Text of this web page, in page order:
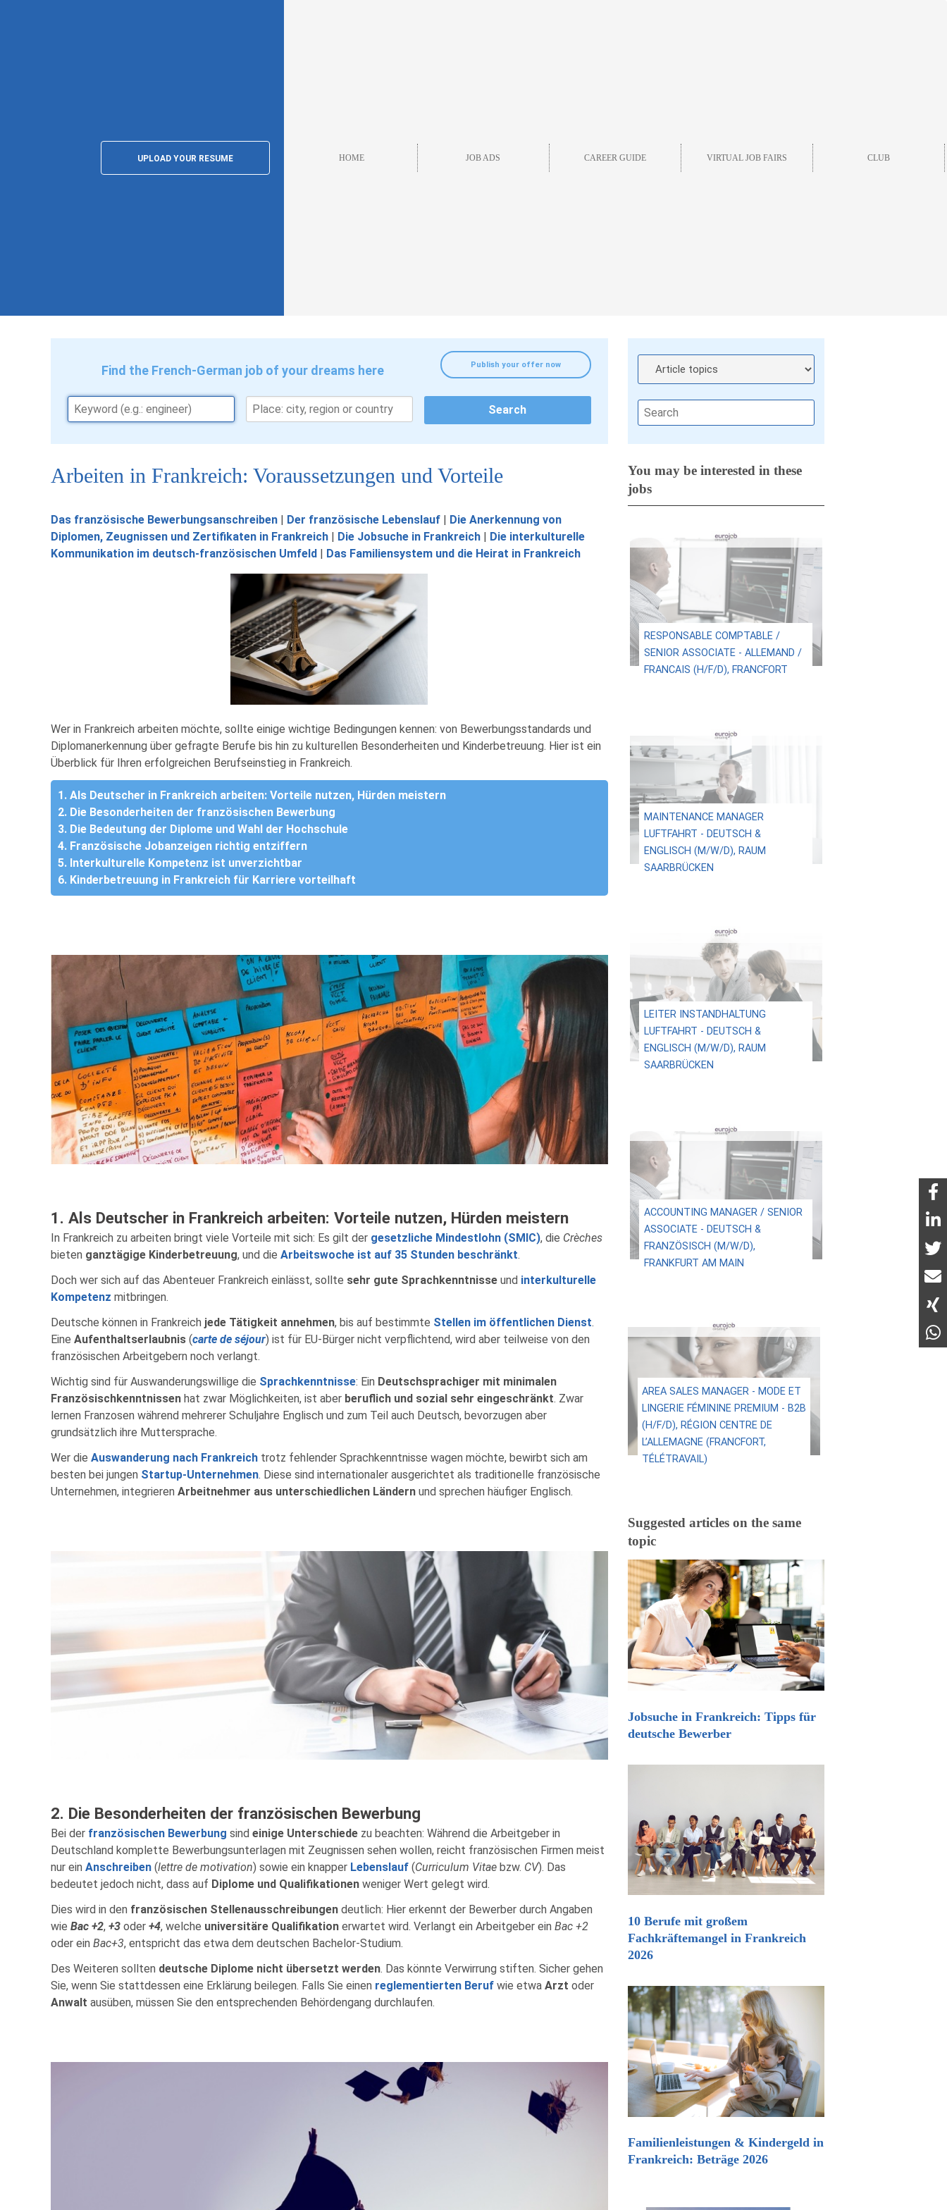
UPLOAD YOUR RESUME HOME JOB ADS CAREER GUIDE VIRTUAL JOB FAIRS CLUB
Publish your offer now
Find the French-German job of your dreams here
Arbeiten in Frankreich: Voraussetzungen und Vorteile
Das französische Bewerbungsanschreiben | Der französische Lebenslauf | Die Anerkennung von
Diplomen, Zeugnissen und Zertifikaten in Frankreich | Die Jobsuche in Frankreich | Die interkulturelle
Kommunikation im deutsch-französischen Umfeld | Das Familiensystem und die Heirat in Frankreich
Wer in Frankreich arbeiten möchte, sollte einige wichtige Bedingungen kennen: von Bewerbungsstandards und
Diplomanerkennung über gefragte Berufe bis hin zu kulturellen Besonderheiten und Kinderbetreuung. Hier ist ein
Überblick für Ihren erfolgreichen Berufseinstieg in Frankreich.
1. Als Deutscher in Frankreich arbeiten: Vorteile nutzen, Hürden meistern
2. Die Besonderheiten der französischen Bewerbung
3. Die Bedeutung der Diplome und Wahl der Hochschule
4. Französische Jobanzeigen richtig entziffern
5. Interkulturelle Kompetenz ist unverzichtbar
6. Kinderbetreuung in Frankreich für Karriere vorteilhaft
1. Als Deutscher in Frankreich arbeiten: Vorteile nutzen, Hürden meistern
In Frankreich zu arbeiten bringt viele Vorteile mit sich: Es gilt der gesetzliche Mindestlohn (SMIC), die Crèches
bieten ganztägige Kinderbetreuung, und die Arbeitswoche ist auf 35 Stunden beschränkt.
Doch wer sich auf das Abenteuer Frankreich einlässt, sollte sehr gute Sprachkenntnisse und interkulturelle
Kompetenz mitbringen.
Deutsche können in Frankreich jede Tätigkeit annehmen, bis auf bestimmte Stellen im öffentlichen Dienst.
Eine Aufenthaltserlaubnis (carte de séjour) ist für EU-Bürger nicht verpflichtend, wird aber teilweise von den
französischen Arbeitgebern noch verlangt.
Wichtig sind für Auswanderungswillige die Sprachkenntnisse: Ein Deutschsprachiger mit minimalen
Französischkenntnissen hat zwar Möglichkeiten, ist aber beruflich und sozial sehr eingeschränkt. Zwar
lernen Franzosen während mehrerer Schuljahre Englisch und zum Teil auch Deutsch, bevorzugen aber
grundsätzlich ihre Muttersprache.
Wer die Auswanderung nach Frankreich trotz fehlender Sprachkenntnisse wagen möchte, bewirbt sich am
besten bei jungen Startup-Unternehmen. Diese sind internationaler ausgerichtet als traditionelle französische
Unternehmen, integrieren Arbeitnehmer aus unterschiedlichen Ländern und sprechen häufiger Englisch.
2. Die Besonderheiten der französischen Bewerbung
Bei der französischen Bewerbung sind einige Unterschiede zu beachten: Während die Arbeitgeber in
Deutschland komplette Bewerbungsunterlagen mit Zeugnissen sehen wollen, reicht französischen Firmen meist
nur ein Anschreiben (lettre de motivation) sowie ein knapper Lebenslauf (Curriculum Vitae bzw. CV). Das
bedeutet jedoch nicht, dass auf Diplome und Qualifikationen weniger Wert gelegt wird.
Dies wird in den französischen Stellenausschreibungen deutlich: Hier erkennt der Bewerber durch Angaben
wie Bac +2, +3 oder +4, welche universitäre Qualifikation erwartet wird. Verlangt ein Arbeitgeber ein Bac +2
oder ein Bac+3, entspricht das etwa dem deutschen Bachelor-Studium.
Des Weiteren sollten deutsche Diplome nicht übersetzt werden. Das könnte Verwirrung stiften. Sicher gehen
Sie, wenn Sie stattdessen eine Erklärung beilegen. Falls Sie einen reglementierten Beruf wie etwa Arzt oder
Anwalt ausüben, müssen Sie den entsprechenden Behördengang durchlaufen.
You may be interested in these
jobs
RESPONSABLE COMPTABLE /
SENIOR ASSOCIATE - ALLEMAND /
FRANCAIS (H/F/D), FRANCFORT
MAINTENANCE MANAGER
LUFTFAHRT - DEUTSCH &
ENGLISCH (M/W/D), RAUM
SAARBRÜCKEN
LEITER INSTANDHALTUNG
LUFTFAHRT - DEUTSCH &
ENGLISCH (M/W/D), RAUM
SAARBRÜCKEN
ACCOUNTING MANAGER / SENIOR
ASSOCIATE - DEUTSCH &
FRANZÖSISCH (M/W/D),
FRANKFURT AM MAIN
AREA SALES MANAGER - MODE ET
LINGERIE FÉMININE PREMIUM - B2B
(H/F/D), RÉGION CENTRE DE
L’ALLEMAGNE (FRANCFORT,
TÉLÉTRAVAIL)
Suggested articles on the same
topic
Jobsuche in Frankreich: Tipps für
deutsche Bewerber
10 Berufe mit großem
Fachkräftemangel in Frankreich
2026
Familienleistungen & Kindergeld in
Frankreich: Beträge 2026